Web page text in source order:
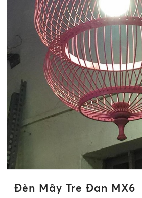
Đèn Mây Tre Đan MX6